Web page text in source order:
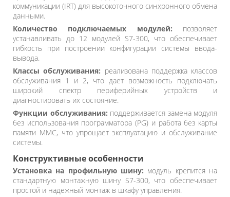
коммуникации (IRT) для высокоточного синхронного обмена
данными.
Количество подключаемых модулей: позволяет
устанавливать до 12 модулей S7-300, что обеспечивает
гибкость при построении конфигурации системы ввода-
вывода.
Классы обслуживания: реализована поддержка классов
обслуживания 1 и 2, что дает возможность подключать
широкий спектр периферийных устройств и
диагностировать их состояние.
Функции обслуживания: поддерживается замена модуля
без использования программатора (PG) и работа без карты
памяти MMC, что упрощает эксплуатацию и обслуживание
системы.
Конструктивные особенности
Установка на профильную шину: модуль крепится на
стандартную монтажную шину S7-300, что обеспечивает
простой и надежный монтаж в шкафу управления.